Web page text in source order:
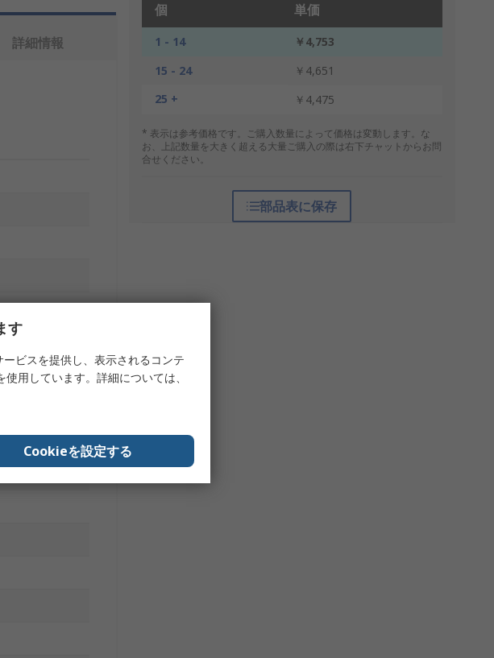
個 単価
1 - 14
￥4,753
15 - 24
￥4,651
25 +
￥4,475
* 表示は参考価格です。ご購入数量によって価格は変動します。な
お、上記数量を大きく超える大量ご購入の際は右下チャットからお問
合せください。
部品表に保存
詳細情報
す
ビスを提供し、表示されるコンテ
用しています。詳細については、
Cookieを設定する